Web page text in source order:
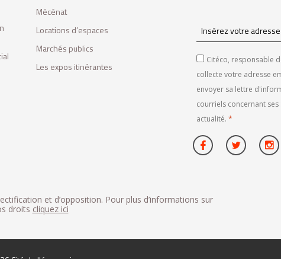
Mécénat
Locations d’espaces
Marchés publics
Les expos itinérantes
Insérez
votre
adresse
email
Citéco, responsable
collecte votre adresse
envoyer sa lettre
courriels concernant
actualité. *
et d’opposition. Pour plus d’informations sur
droits cliquez ici